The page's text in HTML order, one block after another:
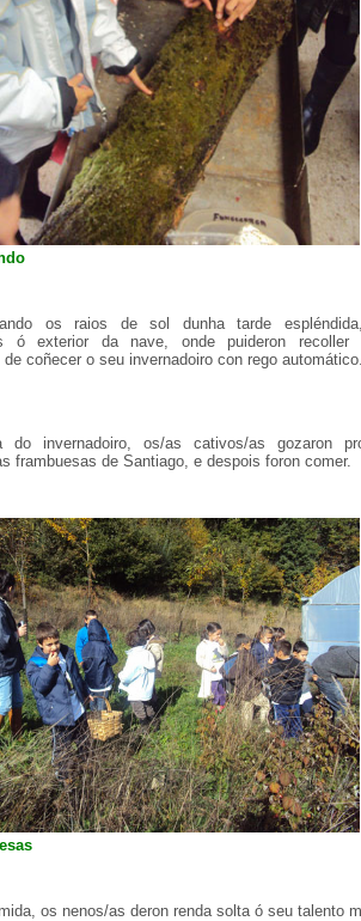
os raios de sol dunha tarde
ó exterior da nave, onde puideron recoller
de coñecer o seu invernadoiro con rego
do invernadoiro, os/as cativos/as gozaron
frambuesas de Santiago, e despois foron comer.
os nenos/as deron renda solta ó seu talento